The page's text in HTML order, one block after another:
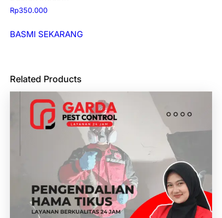
Rp350.000
BASMI SEKARANG
Related Products